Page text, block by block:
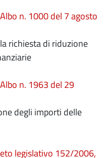
n. 1000 del 7 agosto
richiesta di riduzione
n. 1963 del 29
degli importi delle
legislativo 152/2006,